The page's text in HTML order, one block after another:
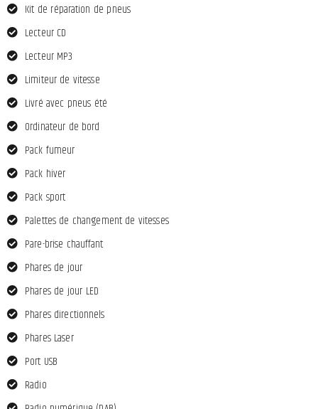
Kit de réparation de pneus
Lecteur CD
Lecteur MP3
Limiteur de vitesse
Livré avec pneus été
Ordinateur de bord
Pack fumeur
Pack hiver
Pack sport
Palettes de changement de vitesses
Pare-brise chauffant
Phares de jour
Phares de jour LED
Phares directionnels
Phares Laser
Port USB
Radio